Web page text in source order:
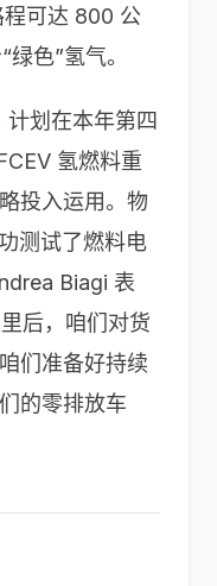
可达 800 公
色”氢气。
划在本年第四
氢燃料重
投入运用。物
测试了燃料电
Biagi 表
后，咱们对货
们准备好持续
的零排放车